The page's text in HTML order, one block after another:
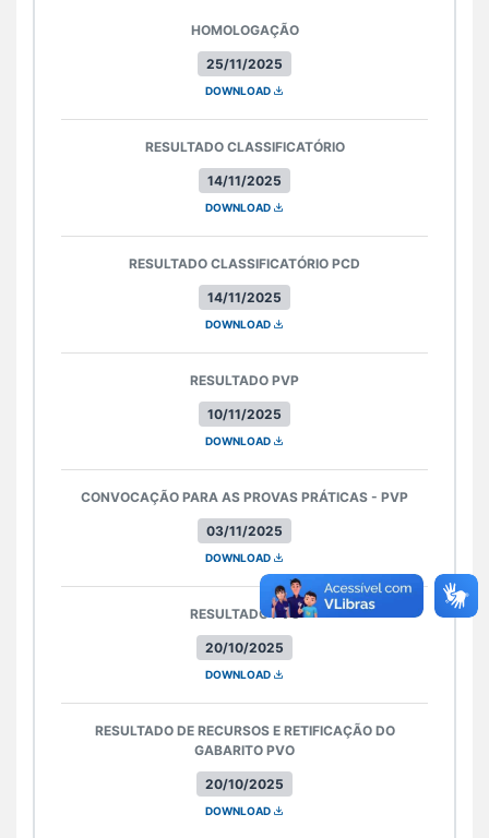
25/11/2025
HOMOLOGAÇÃO
DOWNLOAD
14/11/2025
RESULTADO CLASSIFICATÓRIO
DOWNLOAD
14/11/2025
RESULTADO CLASSIFICATÓRIO PCD
DOWNLOAD
10/11/2025
RESULTADO PVP
DOWNLOAD
03/11/2025
CONVOCAÇÃO PARA AS PROVAS PRÁTICAS - PVP
DOWNLOAD
20/10/2025
RESULTADO PVO
DOWNLOAD
20/10/2025
RESULTADO DE RECURSOS E RETIFICAÇÃO DO
GABARITO PVO
DOWNLOAD